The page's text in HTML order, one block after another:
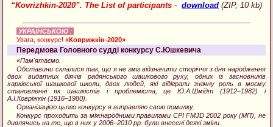
“Kovrizhkin-2020”. The List of participants - download (ZIP, 10 kb)
УКРАЇНСЬКОЮ :
Увага, конкурс!«Коврижкін-2020»
Передмова Головного судді конкурсу С.Юшкевича
«Пам'ятаємо.
Обставини склалися так, що я не зміг відзначити сторіччя з дня народження
двох видатних діячів радянського шашкового руху, одних із засновників
харківської шашкової школи, двох людей, які відіграли значну роль в моєму
становленні як шашкістів і проблеміста, це Ю.А.Шмідт (1912–1982) і
А.І.Ковріжкін (1916–1980).
Організацією цього конкурсу я виправляю свою помилку.
Конкурс проходить за міжнародними правилами CPI FMJD 2002 року (МП), не
дивлячись на те, що в них у 2006–2010 рр. були внесені деякі зміни.